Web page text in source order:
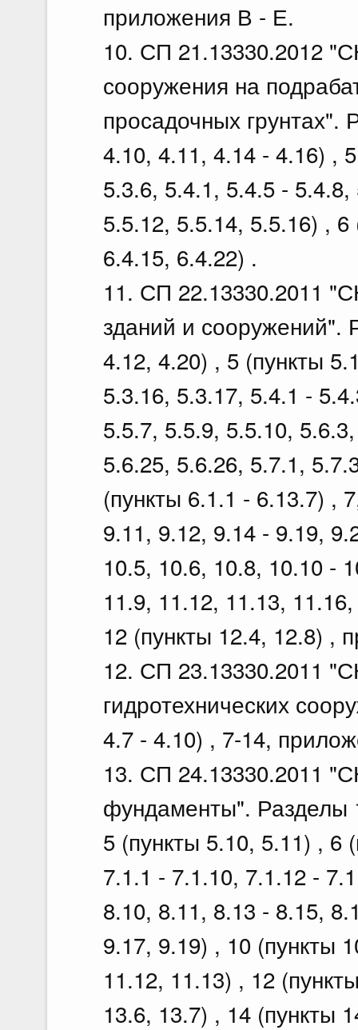
приложения В - Е.
10. СП 21.13330.2012
сооружения на
просадочных грунтах".
4.10, 4.11, 4.14 - 4.16) ,
5.3.6, 5.4.1, 5.4.5 -
5.5.12, 5.5.14, 5.5.16) ,
6.4.15, 6.4.22) .
11. СП 22.13330.2011
зданий и сооружений".
4.12, 4.20) , 5 (пункты
5.3.16, 5.3.17, 5.4.1 -
5.5.7, 5.5.9, 5.5.10,
5.6.25, 5.6.26, 5.7.1,
(пункты 6.1.1 - 6.13.7) ,
9.11, 9.12, 9.14 - 9.19,
10.5, 10.6, 10.8, 10.10 -
11.9, 11.12, 11.13,
12 (пункты 12.4, 12.8) ,
12. СП 23.13330.2011
гидротехнических
4.7 - 4.10) , 7-14,
13. СП 24.13330.2011
фундаменты". Разделы
5 (пункты 5.10, 5.11) , 6
7.1.1 - 7.1.10, 7.1.12 -
8.10, 8.11, 8.13 - 8.15,
9.17, 9.19) , 10 (пункты
11.12, 11.13) , 12
13.6, 13.7) , 14 (пункты